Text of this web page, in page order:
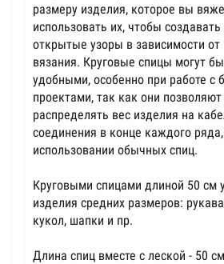
размеру изделия, которое вы
использовать их, чтобы
открытые узоры в зависимости от
вязания. Круговые спицы могут
удобными, особенно при работе с
проектами, так как они
распределять вес изделия на
соединения в конце каждого
использовании обычных спиц.
Круговыми спицами длиной 50 см
изделия средних размеров:
кукол, шапки и пр.
Длина спиц вместе с леской - 50